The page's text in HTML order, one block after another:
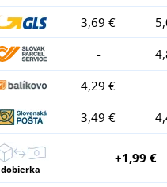
3,69 €
-
4,29 €
3,49 €
dobierka
+1,99 €